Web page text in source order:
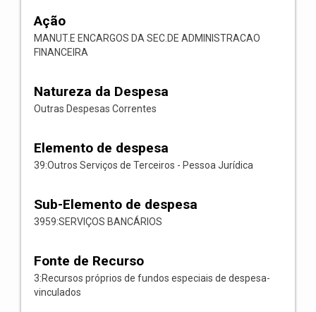
Ação
MANUT.E ENCARGOS DA SEC.DE ADMINISTRACAO
FINANCEIRA
Natureza da Despesa
Outras Despesas Correntes
Elemento de despesa
39:Outros Serviços de Terceiros - Pessoa Jurídica
Sub-Elemento de despesa
3959:SERVIÇOS BANCÁRIOS
Fonte de Recurso
3:Recursos próprios de fundos especiais de despesa-
vinculados